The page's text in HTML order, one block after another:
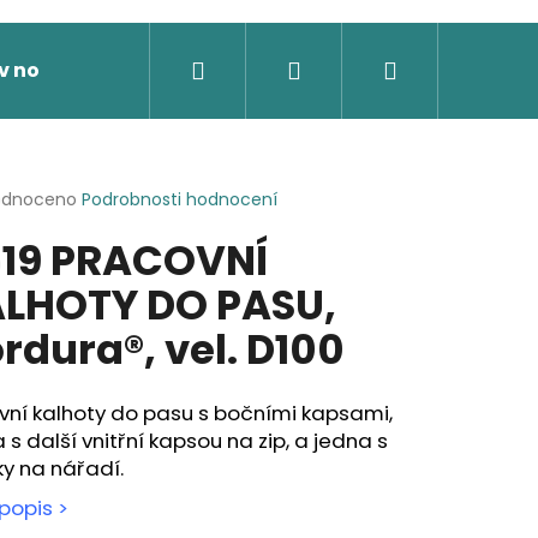
Výprodej Dárkové poukazy
Přihlášení
Podrobnosti hodnocení
PRACOVNÍ
DO PASU,
vel. D100
kalhoty do pasu s bočními kapsami,
s další vnitřní kapsou na zip, a jedna s
na nářadí.
>
BUNDA,